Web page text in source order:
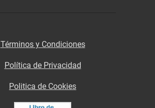
Términos y Condiciones
Política de Privacidad
Politica de Cookies